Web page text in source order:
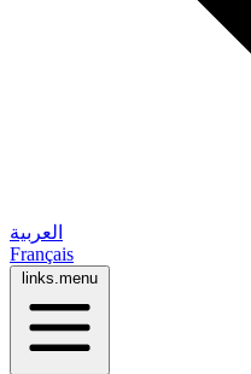
العربية
Français
links.menu